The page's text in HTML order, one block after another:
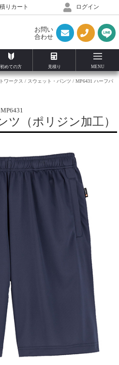
りカート ログイン
お問い
合わせ
初めての方 見積り MENU
ワークス スウェット・パンツ
MP6431 ハーフパ
ツ（ポリジン加工）